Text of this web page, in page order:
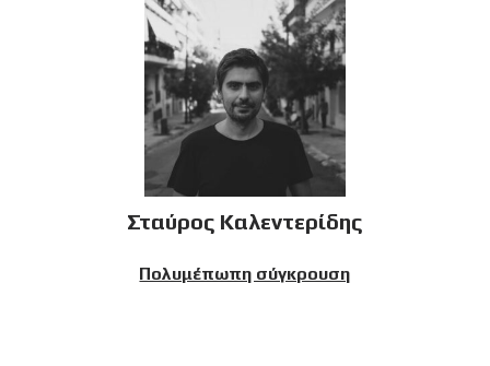
Σταύρος Καλεντερίδης
Πολυμέπωπη σύγκρουση